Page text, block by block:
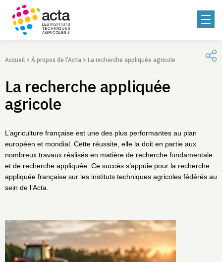
Accueil > À propos de l’Acta > La recherche appliquée agricole
La recherche appliquée
agricole
L’agriculture française est une des plus performantes au plan
européen et mondial. Cette réussite, elle la doit en partie aux
nombreux travaux réalisés en matière de recherche fondamentale
et de recherche appliquée. Ce succès s’appuie pour la recherche
appliquée française sur les instituts techniques agricoles fédérés au
sein de l’Acta.